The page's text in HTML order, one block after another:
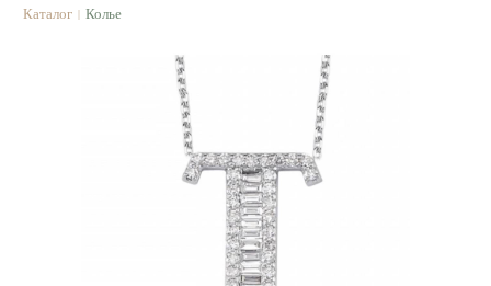
Каталог | Колье